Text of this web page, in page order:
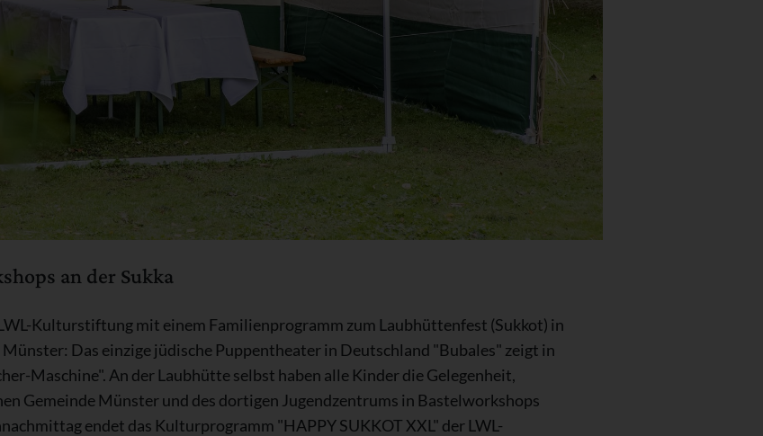
an der Sukka
Kulturstiftung mit einem Familienprogramm zum Laubhüttenfest (Sukkot) in
Münster: Das einzige jüdische Puppentheater in Deutschland "Bubales" zeigt in
Maschine". An der Laubhütte selbst haben alle Kinder die Gelegenheit,
Gemeinde Münster und des dortigen Jugendzentrums in Bastelworkshops
endet das Kulturprogramm "HAPPY SUKKOT XXL" der LWL-